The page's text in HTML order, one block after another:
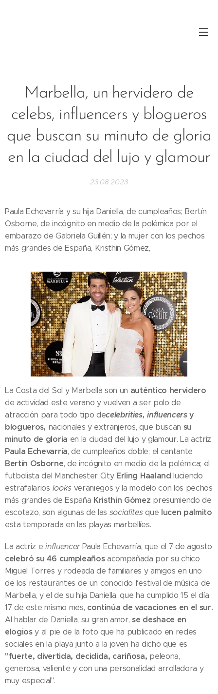
Marbella, un hervidero de
celebs, influencers y blogueros
que buscan su minuto de gloria
en la ciudad del lujo y glamour
23.08.2023
Paula Echevarría y su hija Daniella, de cumpleaños; Bertín
Osborne, de incógnito en medio de la polémica por el
embarazo de Gabriela Guillén; y la mujer con los pechos
más grandes de España, Kristhin Gómez,
La Costa del Sol y Marbella son un auténtico hervidero
de actividad este verano y vuelven a ser polo de
atracción para todo tipo decelebrities, influencersy
blogueros, nacionales y extranjeros, que buscan su
minuto de gloria en la ciudad del lujo y glamour. La actriz
Paula Echevarría, de cumpleaños doble; el cantante
Bertín Osborne, de incógnito en medio de la polémica; el
futbolista del Manchester CityErling Haaland luciendo
estrafalarios looksveraniegos y la modelo con los pechos
más grandes de España Kristhin Gómez presumiendo de
escotazo, son algunas de las socialitesque lucen palmito
esta temporada en las playas marbellíes.
La actriz einfluencer Paula Echevarría, que el 7 de agosto
celebró su 46 cumpleañosacompañada por su chico
Miguel Torres y rodeada de familiares y amigos en uno
de los restaurantes de un conocido festival de música de
Marbella, y el de su hija Daniella, que ha cumplido 15 el día
17 de este mismo mes, continúa de vacaciones en el sur.
Al hablar de Daniella, su gran amor,se deshace en
elogiosy al pie de la foto que ha publicado en redes
sociales en la playa junto a la joven ha dicho que es
"fuerte, divertida, decidida, cariñosa, peleona,
generosa, valiente y con una personalidad arrolladora y
muy especial".